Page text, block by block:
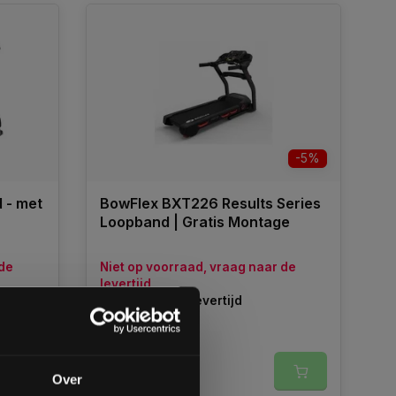
Over
- met
-5%
BowFlex BXT226 Results Series
Loopband | Gratis Montage
Niet op voorraad, vraag naar de
levertijd
Vraag naar de levertijd
bestelling